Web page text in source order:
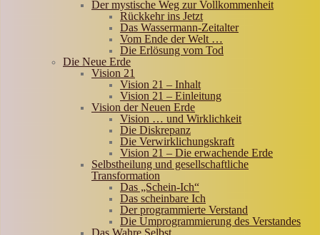
Der mystische Weg zur Vollkommenheit
Rückkehr ins Jetzt
Das Wassermann-Zeitalter
Vom Ende der Welt …
Die Erlösung vom Tod
Die Neue Erde
Vision 21
Vision 21 – Inhalt
Vision 21 – Einleitung
Vision der Neuen Erde
Vision … und Wirklichkeit
Die Diskrepanz
Die Verwirklichungskraft
Vision 21 – Die erwachende Erde
Selbstheilung und gesellschaftliche
Transformation
Das „Schein-Ich“
Das scheinbare Ich
Der programmierte Verstand
Die Umprogrammierung des Verstandes
Das Wahre Selbst